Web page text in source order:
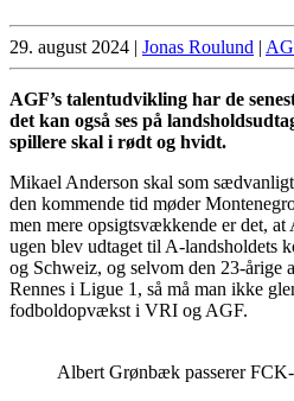
29. august 2024 | Jonas Roulund |
AGF’s talentudvikling har de
det kan også ses på
spillere skal i rødt og hvidt.
Mikael Anderson skal som
den kommende tid møder
men mere opsigtsvækkende er det,
ugen blev udtaget til A-landsholdets
og Schweiz, og selvom den 23-årige
Rennes i Ligue 1, så må man ikke
fodboldopvækst i VRI og AGF.
Albert Grønbæk passerer